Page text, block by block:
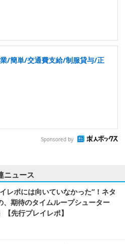
/簡単/交通費支給/制服貸与/正
Sponsored by
ニュース
レポには向いていなかった”！ネタ
、期待のタイムループシューター
【先行プレイレポ】